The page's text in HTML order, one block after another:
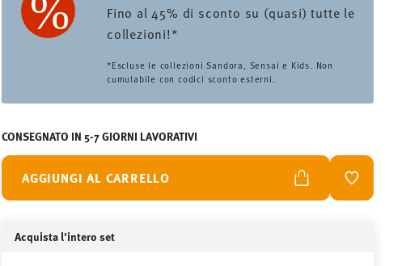
Fino al 45% di sconto su (quasi) tutte le
collezioni!*
*Escluse le collezioni Sandora, Sensai e Kids. Non
cumulabile con codici sconto esterni.
CONSEGNATO IN 5-7 GIORNI LAVORATIVI
AGGIUNGI AL CARRELLO LISTA
Acquista l'intero set